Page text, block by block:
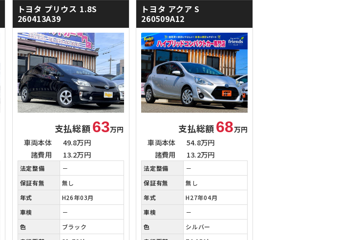
トヨタ プリウス 1.8S
260413A39
支払総額 63万円
車両本体
49.8万円
諸費用
13.2万円
法定整備
－
保証有無
無し
年式
H26年03月
車検
－
色
ブラック
トヨタ アクアS
260509A12
支払総額 68万円
車両本体
54.8万円
諸費用
13.2万円
法定整備
－
保証有無
無し
年式
H27年04月
車検
－
色
シルバー